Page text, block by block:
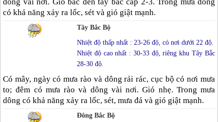
có khả năng xảy ra lốc, sét và gió giật mạnh.
Tây Bắc Bộ
Nhiệt độ thấp nhất : 23-26 độ, có nơi dưới 22 độ.
Nhiệt độ cao nhất : 30-33 độ, riêng khu Tây Bắc
28-30 độ.
Có mây, ngày có mưa rào và dông rải rác, cục bộ có nơi mưa
to; đêm có mưa rào và dông vài nơi. Gió nhẹ. Trong mưa
dông có khả năng xảy ra lốc, sét, mưa đá và gió giật mạnh.
Đông Bắc Bộ